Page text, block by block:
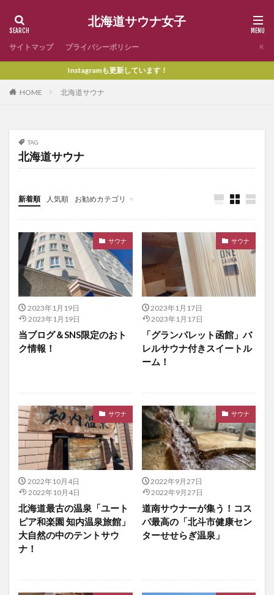
北海道サウナ女子
サイトマップ プライバシーポリシー
Instagramも更新しています！
HOME 北海道サウナ
TAG
北海道サウナ
新着順 人気順 お勧めカテゴリ
Uncategorized
サウナ
2023年1月19日
2023年1月19日
当ブログ＆SNS限定のおト
ク情報！
サウナ
2023年1月17日
2023年1月17日
「グランパレット函館」バ
レルサウナ付きスイートル
ーム！
サウナ
2022年10月4日
2022年10月4日
北海道最古の温泉「ユート
ピア和楽園 知内温泉旅館」
大自然の中のテントサウ
ナ！
サウナ
2022年9月27日
2022年9月27日
道南サウナーが集う！コス
パ最高の「北斗市健康セン
ターせせらぎ温泉」